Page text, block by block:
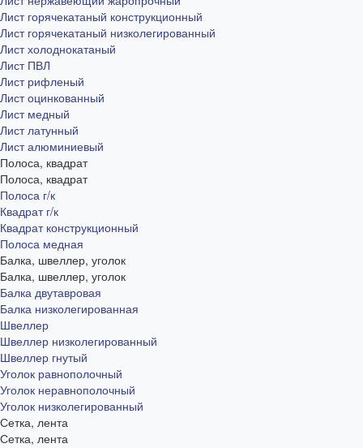
Лист горячекатаный конструкционный
Лист горячекатаный низколегированный
Лист холоднокатаный
Лист ПВЛ
Лист рифленый
Лист оцинкованный
Лист медный
Лист латунный
Лист алюминиевый
Полоса, квадрат
Полоса, квадрат
Полоса г/к
Квадрат г/к
Квадрат конструкционный
Полоса медная
Балка, швеллер, уголок
Балка, швеллер, уголок
Балка двутавровая
Балка низколегированная
Швеллер
Швеллер низколегированный
Швеллер гнутый
Уголок равнополочный
Уголок неравнополочный
Уголок низколегированный
Сетка, лента
Сетка, лента